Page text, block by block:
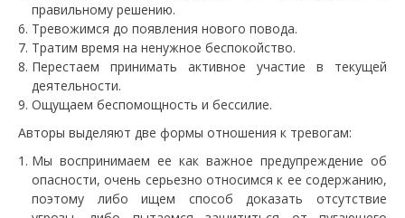
правильному решению.
Тревожимся до появления нового повода.
Тратим время на ненужное беспокойство.
Перестаем принимать активное участие в текущей
деятельности.
Ощущаем беспомощность и бессилие.
Авторы выделяют две формы отношения к тревогам:
Мы воспринимаем ее как важное предупреждение об
опасности, очень серьезно относимся к ее содержанию,
поэтому либо ищем способ доказать отсутствие